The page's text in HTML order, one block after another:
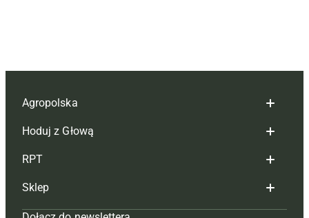
Agropolska
Redakcja
Reklama
Tagi
Hoduj z Głową
Hoduj z głową bydło
Hoduj z głową świnie
RPT
Redakcja
Sklep